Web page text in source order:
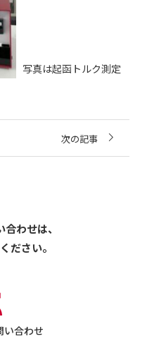
写真は起函トルク測定
次の記事
わせは、
ださい。
い合わせ